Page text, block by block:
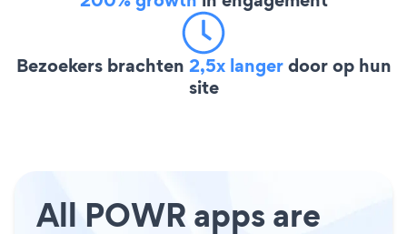
Bezoekers brachten 2,5x langerdoor op hun
site
All POWR apps are